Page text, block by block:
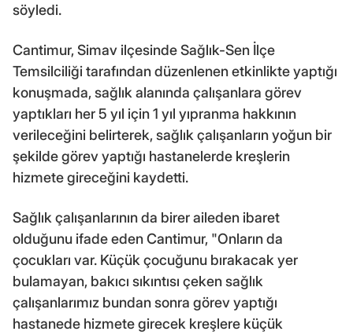
söyledi.
Cantimur, Simav ilçesinde Sağlık-Sen İlçe
Temsilciliği tarafından düzenlenen etkinlikte yaptığı
konuşmada, sağlık alanında çalışanlara görev
yaptıkları her 5 yıl için 1 yıl yıpranma hakkının
verileceğini belirterek, sağlık çalışanların yoğun bir
şekilde görev yaptığı hastanelerde kreşlerin
hizmete gireceğini kaydetti.
Sağlık çalışanlarının da birer aileden ibaret
olduğunu ifade eden Cantimur, "Onların da
çocukları var. Küçük çocuğunu bırakacak yer
bulamayan, bakıcı sıkıntısı çeken sağlık
çalışanlarımız bundan sonra görev yaptığı
hastanede hizmete girecek kreşlere küçük